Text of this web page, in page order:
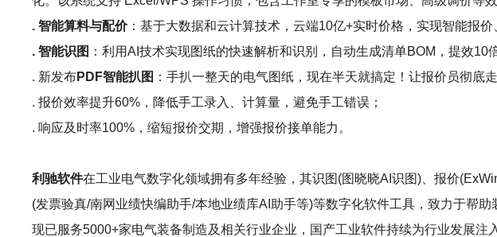
. 智能算料与配价：基于大数据和云计算技术，云端10亿+实时价格，实现智能报
. 智能识图 ：利用AI技术实现图纸的快速解析和识别，自动生成清单BOM，提效
. 新发布PDF智能扒图 ：手扒一整天的电气图纸，现在半天就搞定！让报价员彻底
. 报价效率提升60%，降低手工录入、计算量，避免手工错误；
. 响应及时率100%，缩短报价交期，增强报价接单能力。
利驰软件在工业电气数字化领域拥有多年经验，其识图(图晓晓AI识图)、报价
(发票验真/南网业绩快编助手/本地业绩库AI助手等)等数字化软件工具，致力于帮
现已服务5000+家电气装备制造及相关行业企业，国产工业软件持续为行业发展注